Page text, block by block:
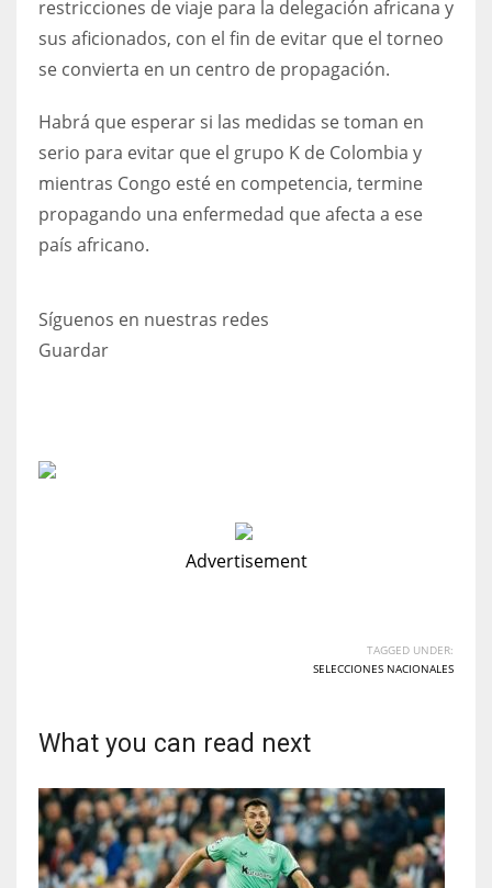
22
26
restricciones de viaje para la delegación africana y
sus aficionados, con el fin de evitar que el torneo
se convierta en un centro de propagación.
Habrá que esperar si las medidas se toman en
serio para evitar que el grupo K de Colombia y
mientras Congo esté en competencia, termine
propagando una enfermedad que afecta a ese
país africano.
Síguenos en nuestras redes
Guardar
Advertisement
TAGGED UNDER:
SELECCIONES NACIONALES
What you can read next